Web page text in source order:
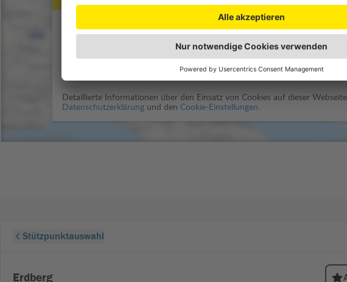
Zur Anzeige der Karte von Datenschutzbestimmungen
wir Ihre Einwilligung.
Einwilligen
Detaillierte Informationen über den Einsatz von Cookies auf dieser
Datenschutzerklärungund den Cookie-Einstellungen.